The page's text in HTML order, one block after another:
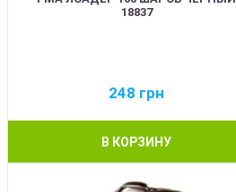
18837
248 грн
В КОРЗИНУ